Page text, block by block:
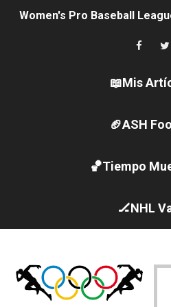
Women's Pro Baseball
Campeonato de Europa en
Campeonato de Europa de
Canadá Open 2026
Mundial de MotoGP 2026 -
Canadian Elite Basketball
Campeonato de Europa de
WWE NXT - Myles Borne y
📖Mis
🏈ASH
🏀Tiempo
🏒NHL